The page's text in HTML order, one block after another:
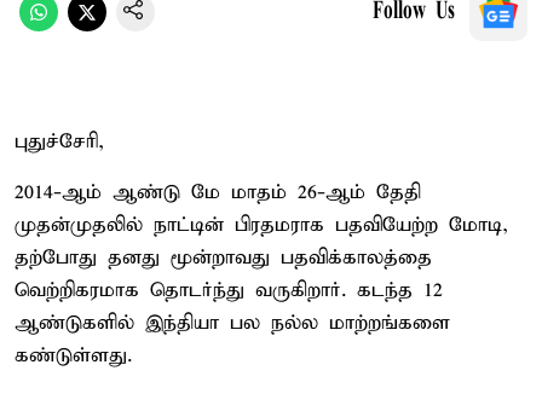
Follow Us
புதுச்சேரி,
2014-ஆம் ஆண்டு மே மாதம் 26-ஆம் தேதி
முதன்முதலில் நாட்டின் பிரதமராக பதவியேற்ற மோடி,
தற்போது தனது மூன்றாவது பதவிக்காலத்தை
வெற்றிகரமாக தொடர்ந்து வருகிறார். கடந்த 12
ஆண்டுகளில் இந்தியா பல நல்ல மாற்றங்களை
கண்டுள்ளது.